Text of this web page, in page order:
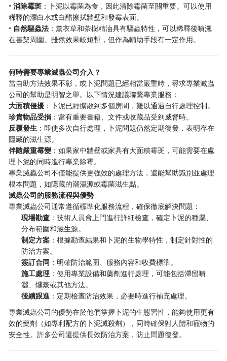
•消除霉斑 ：卜泥以霉菌為食，因此清除霉菌至關重要。可以使用
稀釋的漂白水或白醋擦拭牆壁和發霉表面。
• 自然驅蟲法 ：薰衣草和茶樹精油具有驅蟲特性，可以稀釋後噴灑
在書架周圍。雖然效果較短暫，但作為輔助手段有一定作用。
何時需要專業滅蟲公司介入？
當自助方法效果不彰，或卜泥問題已經相當嚴重時，尋求專業滅蟲
公司的幫助是明智之舉。以下情況建議聯繫專業服務：
大面積侵擾 ：卜泥已經擴散到多個房間，難以通過自行處理控制。
珍貴物品受損 ：當有重要書籍、文件或收藏品受到威脅時。
反覆發生 ：即使多次自行處理，卜泥問題仍然定期復發，表明存在
隱藏的滋生源。
伴隨嚴重霉變：如果家中牆壁或家具有大面積霉斑，可能需要在處
理卜泥的同時進行專業除霉。
專業滅蟲公司不僅能提供更強效的處理方法，還能幫助識別並處理
根本問題，如隱藏的潮濕源或霉菌滋生點。
滅蟲公司的服務流程與優勢
專業滅蟲公司通常遵循標準化服務流程，確保徹底解決問題：
現場勘查 ：技術人員會上門進行詳細檢查，確定卜泥的種屬、
分布範圍和滋生源。
制定方案 ：根據勘查結果和卜泥的生物學特性，制定針對性的
防治方案。
簽訂合同 ：明確防治範圍、服務內容和收費標準。
施工處理 ：使用專業設備和藥劑進行處理，可能包括滯留噴
灑、燻蒸或其他方法。
後續跟進 ：定期檢查防治效果，必要時進行補充處理。
專業滅蟲公司的優勢在於他們掌握卜泥的生態習性，能夠使用更有
效的藥劑（如專利配方的卜泥滅殺劑），同時確保對人體和寵物的
安全性。許多公司還提供長效防治方案，防止問題復發。